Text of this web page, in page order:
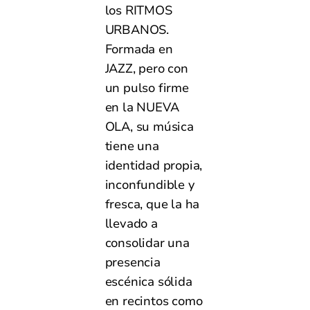
los RITMOS
URBANOS.
Formada en
JAZZ, pero con
un pulso firme
en la NUEVA
OLA, su música
tiene una
identidad propia,
inconfundible y
fresca, que la ha
llevado a
consolidar una
presencia
escénica sólida
en recintos como